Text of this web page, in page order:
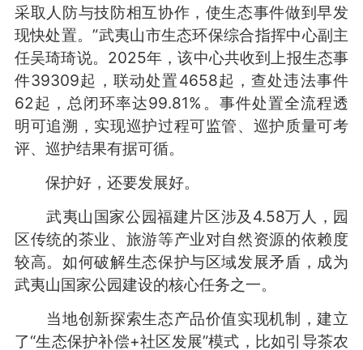
采取人防与技防相互协作，使生态事件做到早发
现快处置。”武夷山市生态环保综合指挥中心副主
任吴琦琦说。2025年，该中心共收到上报生态事
件39309起，联动处置4658起，查处违法事件
62起，总闭环率达99.81%。事件处置全流程透
明可追溯，实现巡护过程可监管、巡护质量可考
评、巡护结果有据可循。
保护好，还要发展好。
武夷山国家公园福建片区涉及4.58万人，园
区传统的茶业、旅游等产业对自然资源的依赖度
较高。如何破解生态保护与区域发展矛盾，成为
武夷山国家公园建设的核心任务之一。
当地创新探索生态产品价值实现机制，建立
了“生态保护补偿+社区发展”模式，比如引导茶农